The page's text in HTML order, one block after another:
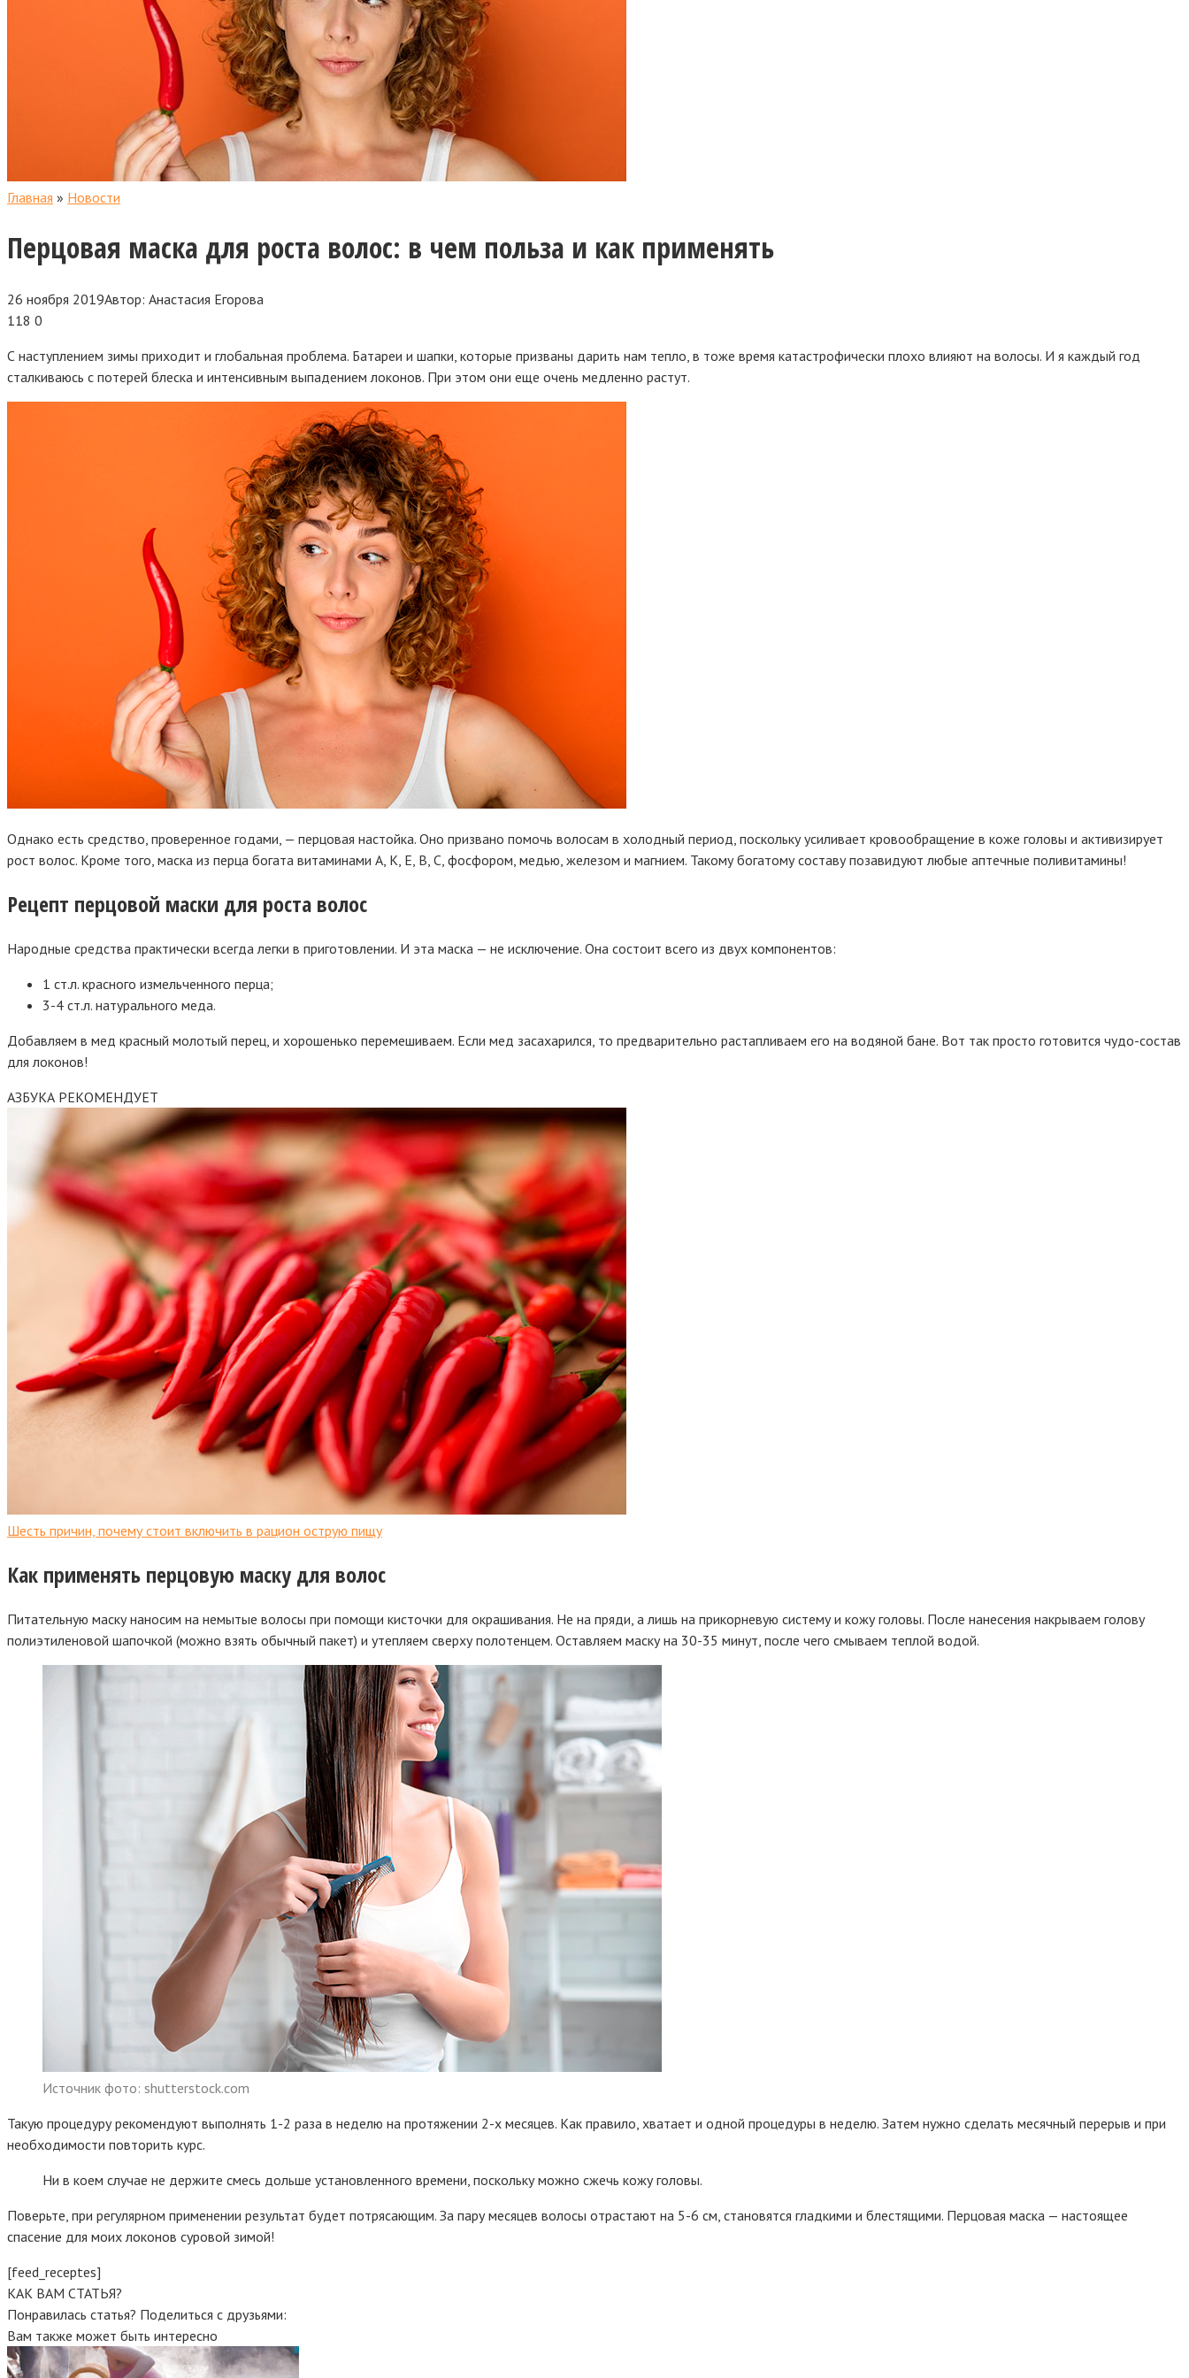
Главная » Новости
Перцовая маска для роста волос: в чем польза и как применять
26 ноября 2019Автор: Анастасия Егорова
118 0
С наступлением зимы приходит и глобальная проблема. Батареи и шапки, которые призваны дарить нам тепло, в тоже время катастрофически плохо влияют на волосы. И я каждый год
сталкиваюсь с потерей блеска и интенсивным выпадением локонов. При этом они еще очень медленно растут.
Однако есть средство, проверенное годами, — перцовая настойка. Оно призвано помочь волосам в холодный период, поскольку усиливает кровообращение в коже головы и активизирует
рост волос. Кроме того, маска из перца богата витаминами А, К, Е, В, С, фосфором, медью, железом и магнием. Такому богатому составу позавидуют любые аптечные поливитамины!
Рецепт перцовой маски для роста волос
Народные средства практически всегда легки в приготовлении. И эта маска — не исключение. Она состоит всего из двух компонентов:
1 ст.л. красного измельченного перца;
3-4 ст.л. натурального меда.
Добавляем в мед красный молотый перец, и хорошенько перемешиваем. Если мед засахарился, то предварительно растапливаем его на водяной бане. Вот так просто готовится чудо-состав
для локонов!
АЗБУКА РЕКОМЕНДУЕТ
Шесть причин, почему стоит включить в рацион острую пищу
Как применять перцовую маску для волос
Питательную маску наносим на немытые волосы при помощи кисточки для окрашивания. Не на пряди, а лишь на прикорневую систему и кожу головы. После нанесения накрываем голову
полиэтиленовой шапочкой (можно взять обычный пакет) и утепляем сверху полотенцем. Оставляем маску на 30-35 минут, после чего смываем теплой водой.
Источник фото: shutterstock.com
Такую процедуру рекомендуют выполнять 1-2 раза в неделю на протяжении 2-х месяцев. Как правило, хватает и одной процедуры в неделю. Затем нужно сделать месячный перерыв и при
необходимости повторить курс.
Ни в коем случае не держите смесь дольше установленного времени, поскольку можно сжечь кожу головы.
Поверьте, при регулярном применении результат будет потрясающим. За пару месяцев волосы отрастают на 5-6 см, становятся гладкими и блестящими. Перцовая маска — настоящее
спасение для моих локонов суровой зимой!
[feed_receptes]
КАК ВАМ СТАТЬЯ?
Понравилась статья? Поделиться с друзьями:
Вам также может быть интересно